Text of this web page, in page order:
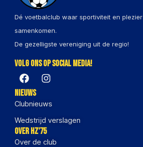
Dé voetbalclub waar sportiviteit en plezier
samenkomen.
De gezelligste vereniging uit de regio!
Volg ons op social media!
Nieuws
Clubnieuws
Wedstrijd verslagen
Over HZ'75
Over de club